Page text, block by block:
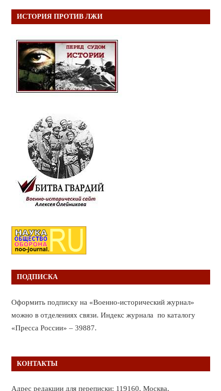
ИСТОРИЯ ПРОТИВ ЛЖИ
ПОДПИСКА
Оформить подписку на «Военно-исторический журнал»
можно в отделениях связи. Индекс журнала по каталогу
«Пресса России» – 39887.
КОНТАКТЫ
Адрес редакции для переписки: 119160, Москва,